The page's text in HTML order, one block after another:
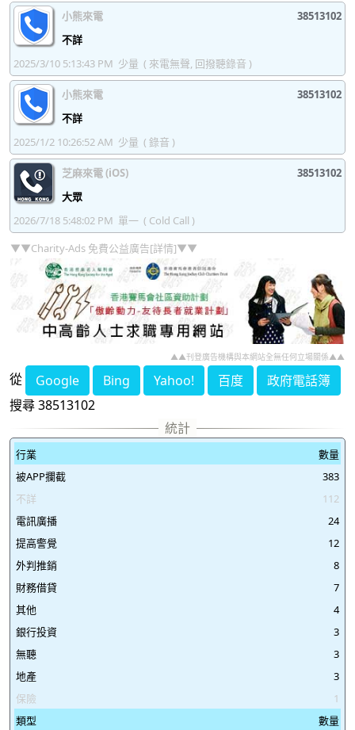
小熊來電
38513102
不詳
2025/3/10 5:13:43 PM 少量 ( 來電無聲, 回撥聽錄音 )
小熊來電
38513102
不詳
2025/1/2 10:26:52 AM 少量 ( 錄音 )
芝麻來電 (iOS)
38513102
大眾
2026/7/18 5:48:02 PM 單一 ( Cold Call )
▼▼Charity-Ads 免費公益廣告[詳情]▼▼
▲▲刊登廣告機構與本網站全無任何立場關係▲▲
從 Google Bing Yahoo! 百度
政府電話簿
搜尋 38513102
行業
數量
被APP攔截
383
不詳
112
電訊廣播
24
提高警覺
12
外判推銷
8
財務借貸
7
其他
4
銀行投資
3
無聽
3
地產
3
保險
1
類型
數量